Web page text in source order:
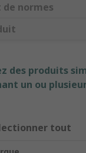
normes
des produits
un ou
tout